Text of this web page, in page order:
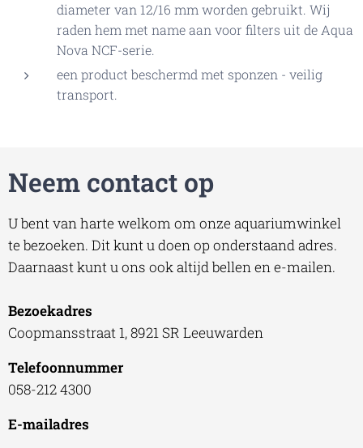
diameter van 12/16 mm worden gebruikt. Wij
raden hem met name aan voor filters uit de Aqua
Nova NCF-serie.
een product beschermd met sponzen - veilig
transport.
Neem contact op
U bent van harte welkom om onze aquariumwinkel
te bezoeken. Dit kunt u doen op onderstaand adres.
Daarnaast kunt u ons ook altijd bellen en e-mailen.
Bezoekadres
Coopmansstraat 1, 8921 SR Leeuwarden
Telefoonnummer
058-212 4300
E-mailadres